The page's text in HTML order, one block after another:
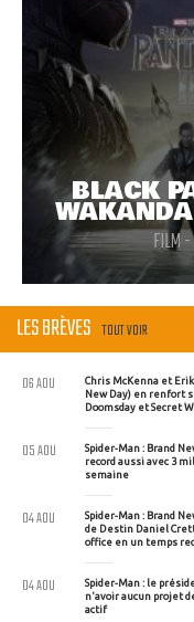
BLACK
FILM
LES BRÈVES TOUT VOIR
Chris McKenna et
New Day) en renfort
Doomsday et Secret
06 AOU
Spider-Man : Brand
record aussi avec 3
semaine
05 AOU
Spider-Man : Brand
de Destin Daniel
office en un temps
04 AOU
Spider-Man : le
n'avoir aucun projet
actif
04 AOU